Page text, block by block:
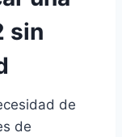
sin
de
de